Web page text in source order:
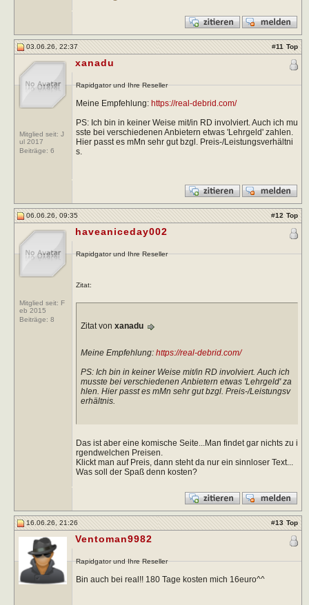
03.06.26, 22:37 #11 Top
Mitglied seit: J
ul 2017
Beiträge: 6
xanadu
Rapidgator und Ihre Reseller
Meine Empfehlung: https://real-debrid.com/
PS: Ich bin in keiner Weise mit/in RD involviert. Auch ich mu
sste bei verschiedenen Anbietern etwas 'Lehrgeld' zahlen.
Hier passt es mMn sehr gut bzgl. Preis-/Leistungsverhältni
s.
06.06.26, 09:35 #12 Top
Mitglied seit: F
eb 2015
Beiträge: 8
haveaniceday002
Rapidgator und Ihre Reseller
Zitat:
Zitat von xanadu
Meine Empfehlung: https://real-debrid.com/
PS: Ich bin in keiner Weise mit/in RD involviert. Auch ich
musste bei verschiedenen Anbietern etwas 'Lehrgeld' za
hlen. Hier passt es mMn sehr gut bzgl. Preis-/Leistungsv
erhältnis.
Das ist aber eine komische Seite...Man findet gar nichts zu i
rgendwelchen Preisen.
Klickt man auf Preis, dann steht da nur ein sinnloser Text...
Was soll der Spaß denn kosten?
16.06.26, 21:26 #13 Top
Ventoman9982
Rapidgator und Ihre Reseller
Bin auch bei real!! 180 Tage kosten mich 16euro^^